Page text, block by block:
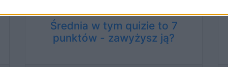
Średnia w tym quizie to 7
punktów - zawyżysz ją?